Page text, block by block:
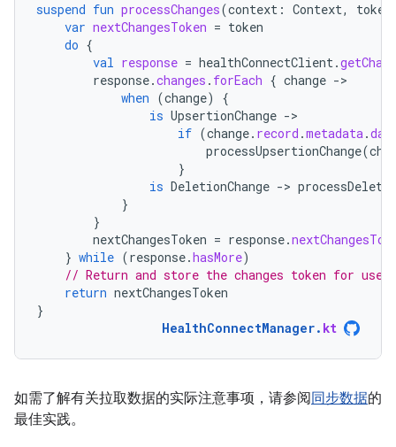
suspend fun processChanges(context : Context, token
var nextChangesToken = token
do {
val response = healthConnectClient.
response.changes . forEach { change -
when (change)
{
is UpsertionChange -
if (change. record .metadata.
processUpsertionChange(
}
is DeletionChange ->
}
}
nextChangesToken = response.
} while (response.hasMore)
// Return and store the changes token for use
return nextChangesToken
}
HealthConnectManager. kt
如需了解有关拉取数据的实际注意事项，请参阅 同步数据的
最佳实践。